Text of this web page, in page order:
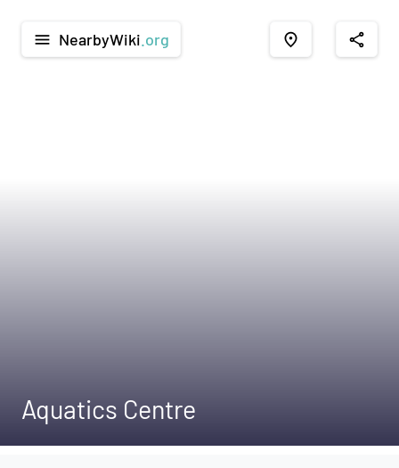
menu NearbyWiki .org place share
Aquatics Centre